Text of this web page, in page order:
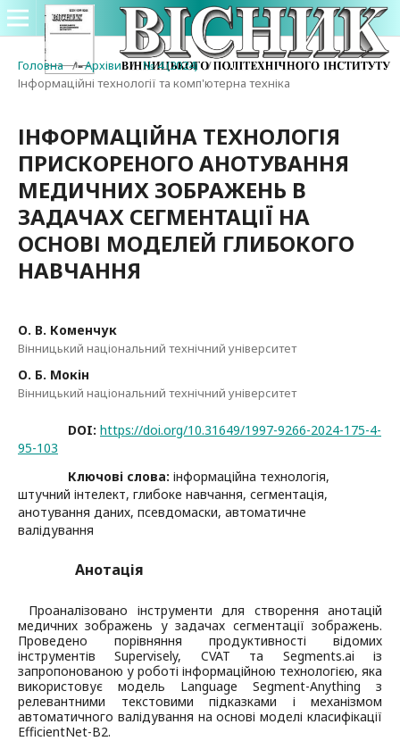
Головна / Архіви / № 4 (2024) /
Інформаційні технології та комп'ютерна техніка
ІНФОРМАЦІЙНА ТЕХНОЛОГІЯ
ПРИСКОРЕНОГО АНОТУВАННЯ
МЕДИЧНИХ ЗОБРАЖЕНЬ В
ЗАДАЧАХ СЕГМЕНТАЦІЇ НА
ОСНОВІ МОДЕЛЕЙ ГЛИБОКОГО
НАВЧАННЯ
О. В. Коменчук
Вінницький національний технічний університет
О. Б. Мокін
Вінницький національний технічний університет
DOI: https://doi.org/10.31649/1997-9266-2024-175-4-
95-103
Ключові слова: інформаційна технологія,
штучний інтелект, глибоке навчання, сегментація,
анотування даних, псевдомаски, автоматичне
валідування
Анотація
Проаналізовано інструменти для створення анотацій
медичних зображень у задачах сегментації зображень.
Проведено порівняння продуктивності відомих
інструментів Supervisely, CVAT та Segments.ai із
запропонованою у роботі інформаційною технологією, яка
використовує модель Language Segment-Anything з
релевантними текстовими підказками і механізмом
автоматичного валідування на основі моделі класифікації
EfficientNet-B2.